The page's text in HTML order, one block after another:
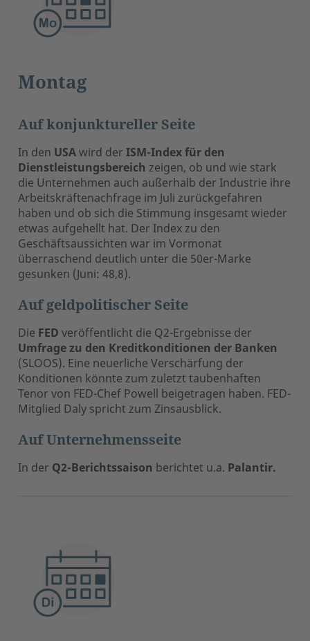
Montag
Auf konjunktureller Seite
In den USAwird der ISM-Index für den
Dienstleistungsbereich zeigen, ob und wie stark
die Unternehmen auch außerhalb der Industrie ihre
Arbeitskräftenachfrage im Juli zurückgefahren
haben und ob sich die Stimmung insgesamt wieder
etwas aufgehellt hat. Der Index zu den
Geschäftsaussichten war im Vormonat
überraschend deutlich unter die 50er-Marke
gesunken (Juni: 48,8).
Auf geldpolitischer Seite
Die FED veröffentlicht die Q2-Ergebnisse der
Umfrage zu den Kreditkonditionen der Banken
(SLOOS). Eine neuerliche Verschärfung der
Konditionen könnte zum zuletzt taubenhaften
Tenor von FED-Chef Powell beigetragen haben. FED-
Mitglied Daly spricht zum Zinsausblick.
Auf Unternehmensseite
In der Q2-Berichtssaison berichtet u.a. Palantir.